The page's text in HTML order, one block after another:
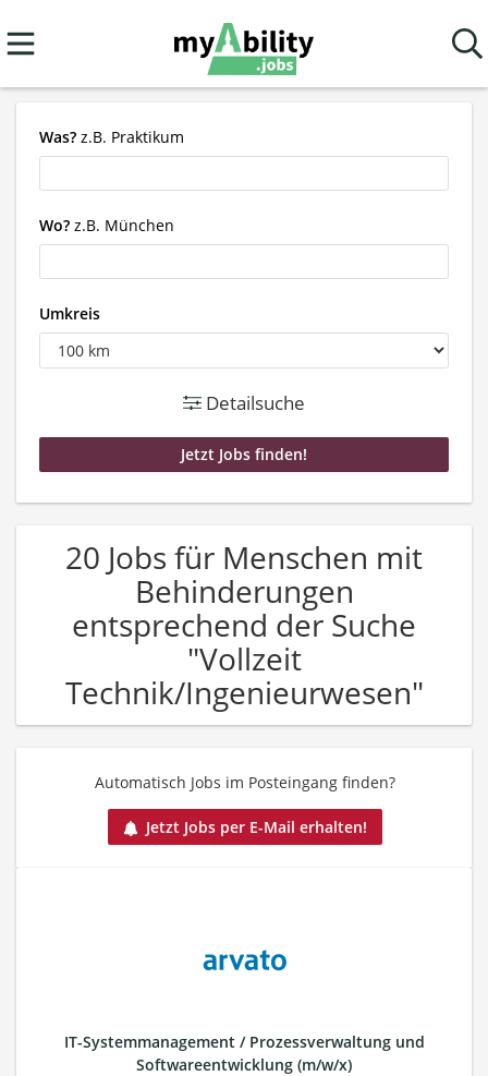
Was? z.B. Praktikum
Wo? z.B. München
Umkreis
Detailsuche
20 Jobs für Menschen mit
Behinderungen
entsprechend der Suche
"Vollzeit
Technik/Ingenieurwesen"
Automatisch Jobs im Posteingang finden?
Jetzt Jobs per E-Mail erhalten!
IT-Systemmanagement / Prozessverwaltung und
Softwareentwicklung (m/w/x)